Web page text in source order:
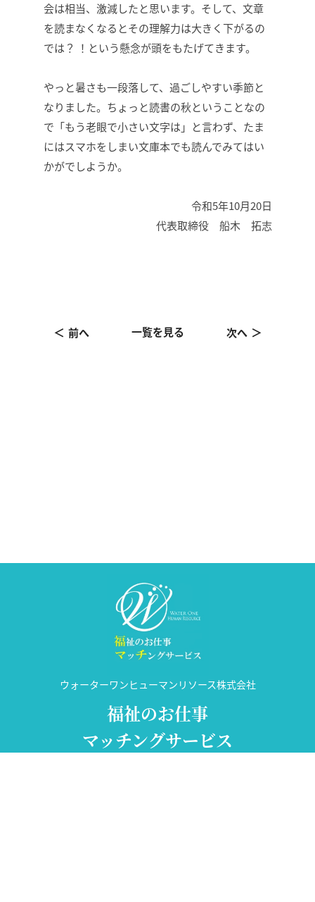
会は相当、激減したと思います。そして、文章
を読まなくなるとその理解力は大きく下がるの
では？ ！という懸念が頭をもたげてきます。
やっと暑さも一段落して、過ごしやすい季節と
なりました。ちょっと読書の秋ということなの
で「もう老眼で小さい文字は」と言わず、たま
にはスマホをしまい文庫本でも読んでみてはい
かがでしようか。
令和5年10月20日
代表取締役 船木 拓志
前へ 一覧を見る 次へ
ウォーターワンヒューマンリソース株式会社
福祉のお仕事
マッチングサービス